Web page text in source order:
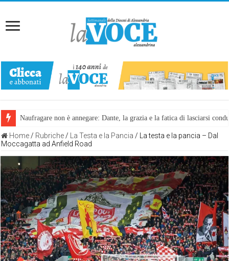
Naufragare non è annegare: Dante, la grazia e la fatica di lasciarsi
Home / Rubriche / La Testa e la Pancia /
La testa e la pancia – Dal
Moccagatta ad Anfield Road